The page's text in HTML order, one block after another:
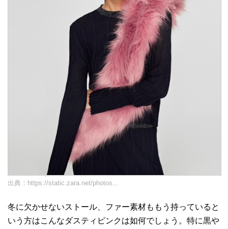
出典： https://static.zara.net/photos...
冬に欠かせないストール、ファー素材ももう持っていると
いう方はこんなダスティピンクは如何でしょう。特に黒や